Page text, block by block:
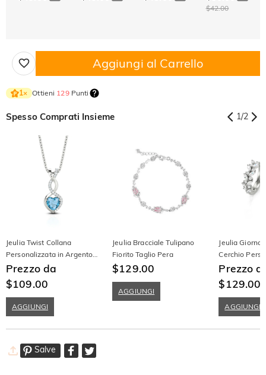
$42.00
Aggiungi al Carrello
1× Ottieni 129Punti
Spesso Comprati Insieme 1/2
Jeulia Twist Collana
Personalizzata in Argento
Sterling con Taglio a Cuore
Prezzo da
$109.00
AGGIUNGI
Jeulia Bracciale Tulipano
Fiorito Taglio Pera
$129.00
AGGIUNGI
Jeulia Giorno
Cerchio
Taglio a
Prezzo
$129.00
AGGIUNGI
Salve